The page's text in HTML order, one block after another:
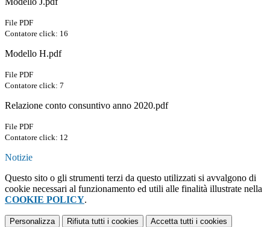
File PDF
Contatore click: 16
Modello H.pdf
File PDF
Contatore click: 7
Relazione conto consuntivo anno 2020.pdf
File PDF
Contatore click: 12
Notizie
Questo sito o gli strumenti terzi da questo utilizzati si avvalgono di
cookie necessari al funzionamento ed utili alle finalità illustrate nella
COOKIE POLICY.
Personalizza Rifiuta tutti i cookies Accetta tutti i cookies